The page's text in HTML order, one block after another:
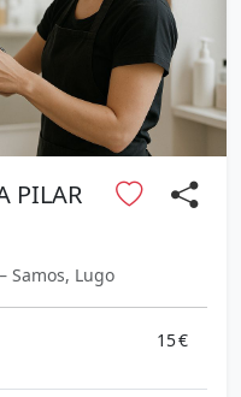
PILAR
Samos, Lugo
15 €